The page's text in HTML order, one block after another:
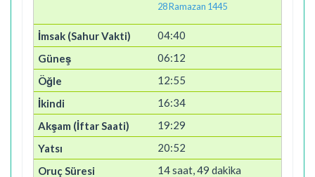
28 Ramazan 1445
04:40
06:12
12:55
16:34
19:29
20:52
14 saat, 49 dakika